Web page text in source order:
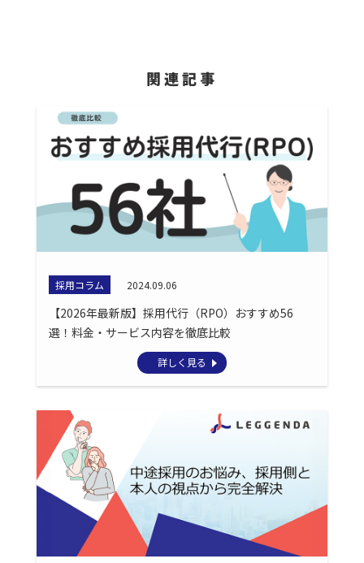
関連記事
採用コラム 2024.09.06
【2026年最新版】採用代行（RPO）おすすめ56
選！料金・サービス内容を徹底比較
詳しく見る